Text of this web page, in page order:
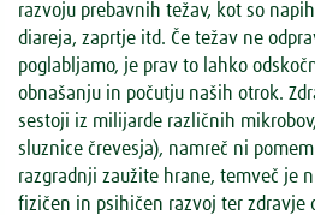
razvoju prebavnih težav, kot so
diareja, zaprtje itd. Če težav ne
poglabljamo, je prav to lahko
obnašanju in počutju naših otrok.
sestoji iz milijarde različnih
sluznice črevesja), namreč ni
razgradnji zaužite hrane, temveč je
fizičen in psihičen razvoj ter zdravje